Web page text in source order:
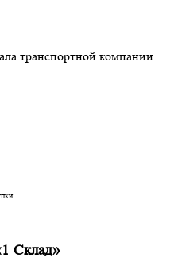
транспортной компании
Склад»